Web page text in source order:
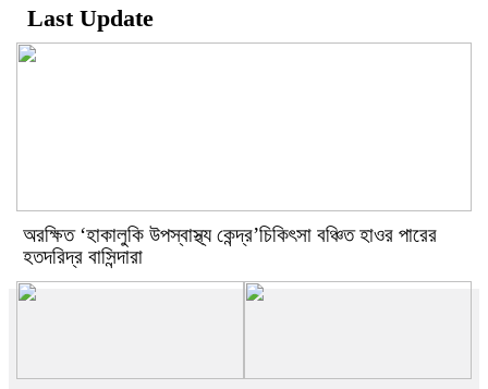
Last Update
অরক্ষিত ‘হাকালুকি উপস্বাস্থ্য কেন্দ্র’চিকিৎসা বঞ্চিত হাওর পারের
হতদরিদ্র বাসিন্দারা